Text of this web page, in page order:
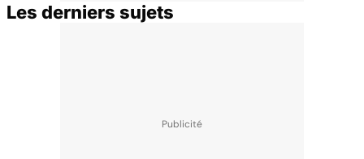
Les derniers sujets